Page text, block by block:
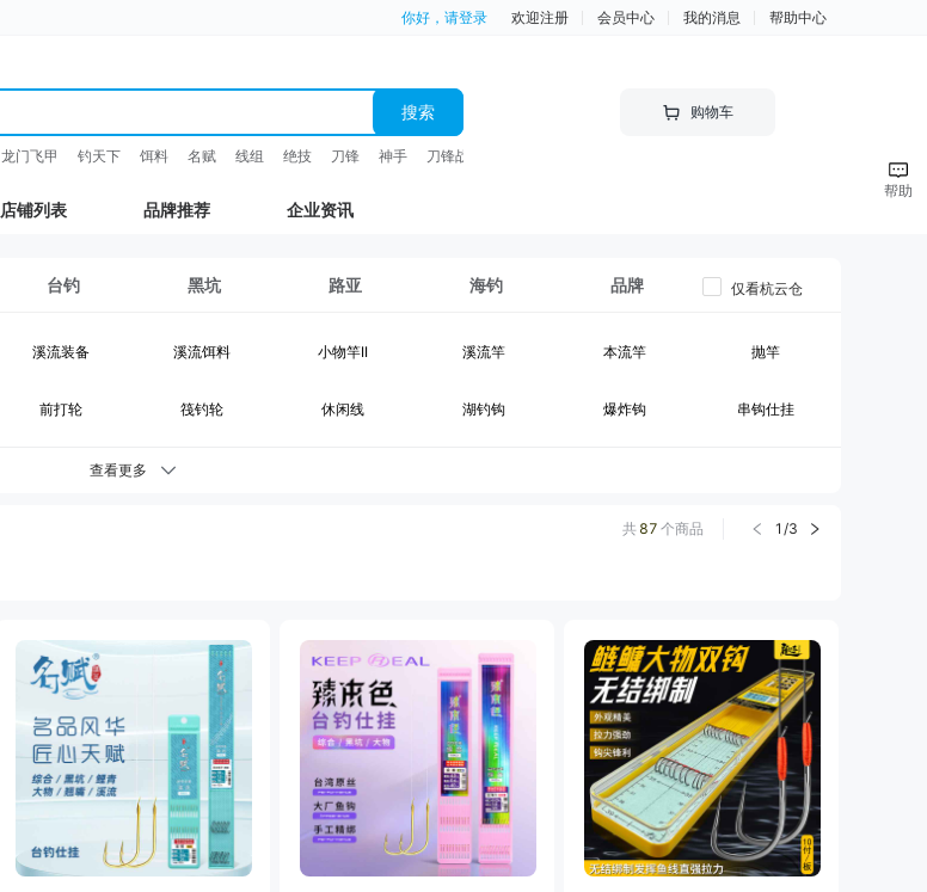
你好，请登录 欢迎注册 会员中心 我的消息 帮助中心
搜索
龙门飞甲 钓天下 饵料 名赋 线组 绝技 刀锋 神手 刀锋战士 竿
购物车
店铺列表 品牌推荐 企业资讯
台钓 黑坑 路亚 海钓 品牌
溪流装备 溪流饵料 小物竿II 溪流竿 本流竿 抛竿
前打轮 筏钓轮 休闲线 湖钓钩 爆炸钩 串钩仕挂
台钓竿包 鱼护
黑坑钓箱 黑坑竿包 黑坑鱼护 黑坑服饰 黑坑装备
路亚轮 水滴轮 鼓轮 路亚线 路亚钩饵 路亚配件
海钓钩 海钓钓组 海钓配件 海钓装备 海钓饵料 临时专用
查看更多
仅看杭云仓
共 87 个商品 1 /3
帮助